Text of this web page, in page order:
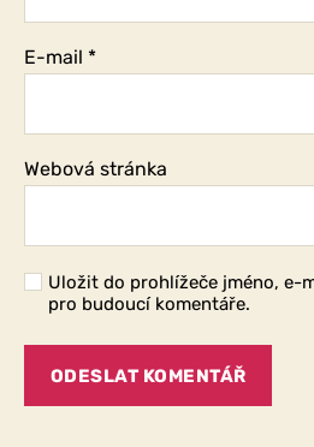
E-mail *
Webová stránka
Uložit do prohlížeče jméno, e-
pro budoucí komentáře.